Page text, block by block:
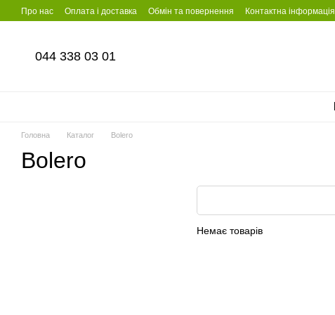
Перейти до основного контенту
Про нас Оплата і доставка Обмін та повернення Контактна інформація
044 338 03 01
Головна Каталог Bolero
Bolero
Немає товарів